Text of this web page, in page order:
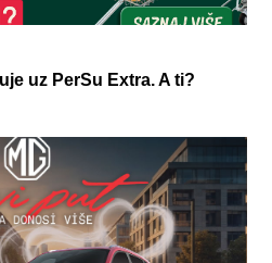
uz PerSu Extra. A ti?